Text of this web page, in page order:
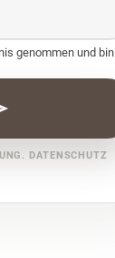
genommen und bin
DATENSCHUTZ